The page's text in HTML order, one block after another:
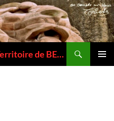
Restaurants du Coeur du Territoire de BELFORT